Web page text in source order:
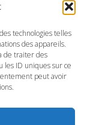
technologies telles
des appareils.
de traiter des
les ID uniques sur ce
peut avoir
et aujourd’hui,
à nos doctorant·e·s
et